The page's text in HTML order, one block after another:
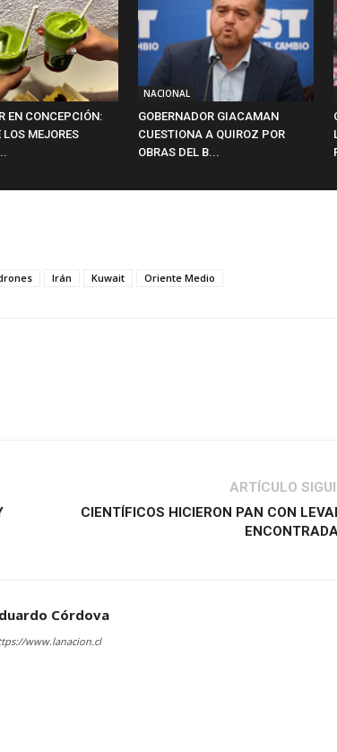
EN CONCEPCIÓN:
LOS MEJORES
NACIONAL
GOBERNADOR GIACAMAN
CUESTIONA A QUIROZ POR
OBRAS DEL B...
Irán Kuwait Oriente Medio
ARTÍCULO
CIENTÍFICOS HICIERON PAN CON
Córdova
www.lanacion.cl